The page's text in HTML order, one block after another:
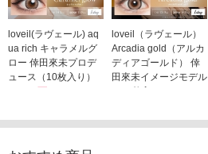
loveil(ラヴェール) aq
ua rich キャラメルグ
ロー 倖田來未プロデ
ュース（10枚入り）
loveil（ラヴェール）
Arcadia gold（アルカ
ディアゴールド） 倖
田來未イメージモデル